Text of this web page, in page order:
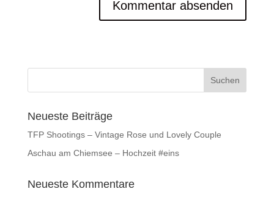
Neueste Beiträge
TFP Shootings – Vintage Rose und Lovely Couple
Aschau am Chiemsee – Hochzeit #eins
Neueste Kommentare